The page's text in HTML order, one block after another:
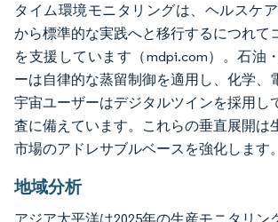
タイム環境モニタリングは、ヘルスケ
から標準的な実践へと移行するにつれて
を支援しています（mdpi.com）。石油
ーは自律的な蒸留制御を適用し、化学、
宇宙ユーザーはデジタルツインを採用し
査に備えています。これらの垂直展開は
市場のアドレサブルベースを強化します。
地域分析